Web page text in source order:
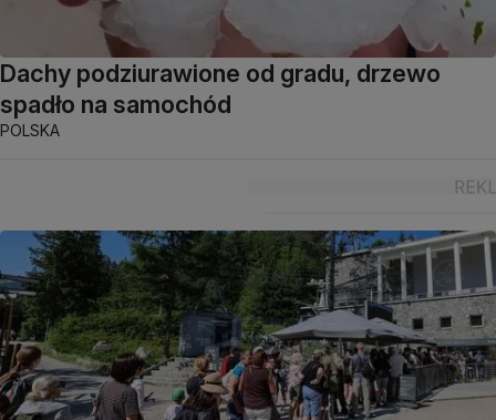
Dachy podziurawione od gradu, drzewo
spadło na samochód
POLSKA